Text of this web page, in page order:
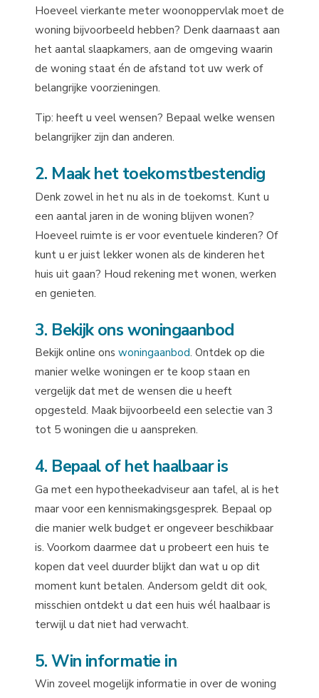
Hoeveel vierkante meter woonoppervlak moet de
woning bijvoorbeeld hebben? Denk daarnaast aan
het aantal slaapkamers, aan de omgeving waarin
de woning staat én de afstand tot uw werk of
belangrijke voorzieningen.
Tip: heeft u veel wensen? Bepaal welke wensen
belangrijker zijn dan anderen.
2. Maak het toekomstbestendig
Denk zowel in het nu als in de toekomst. Kunt u
een aantal jaren in de woning blijven wonen?
Hoeveel ruimte is er voor eventuele kinderen? Of
kunt u er juist lekker wonen als de kinderen het
huis uit gaan? Houd rekening met wonen, werken
en genieten.
3. Bekijk ons woningaanbod
Bekijk online ons woningaanbod. Ontdek op die
manier welke woningen er te koop staan en
vergelijk dat met de wensen die u heeft
opgesteld. Maak bijvoorbeeld een selectie van 3
tot 5 woningen die u aanspreken.
4. Bepaal of het haalbaar is
Ga met een hypotheekadviseur aan tafel, al is het
maar voor een kennismakingsgesprek. Bepaal op
die manier welk budget er ongeveer beschikbaar
is. Voorkom daarmee dat u probeert een huis te
kopen dat veel duurder blijkt dan wat u op dit
moment kunt betalen. Andersom geldt dit ook,
misschien ontdekt u dat een huis wél haalbaar is
terwijl u dat niet had verwacht.
5. Win informatie in
Win zoveel mogelijk informatie in over de woning